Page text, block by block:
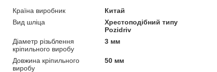
Країна виробник
Китай
Вид шліца
Хрестоподібний типу
Pozidriv
Діаметр різьблення
кріпильного виробу
3 мм
Довжина кріпильного
виробу
50 мм